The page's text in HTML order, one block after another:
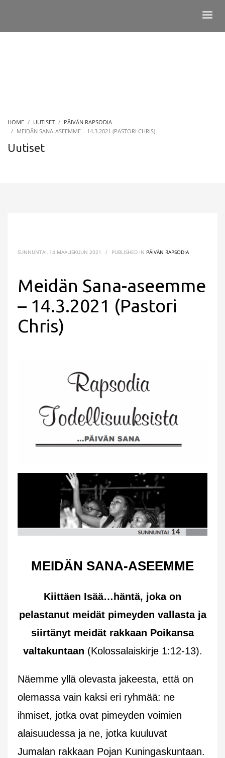
HOME UUTISET
PÄIVÄN RAPSODIA
MEIDÄN SANA-ASEEMME – 14.3.2021 (PASTORI CHRIS)
Uutiset
SUNNUNTAI, 14 MAALISKUUN 2021 / PUBLISHED IN PÄIVÄN RAPSODIA
Meidän Sana-aseemme
– 14.3.2021 (Pastori
Chris)
MEIDÄN SANA-ASEEMME
Kiittäen Isää…häntä, joka on
pelastanut meidät pimeyden vallasta ja
siirtänyt meidät rakkaan Poikansa
valtakuntaan (Kolossalaiskirje 1:12-13).
Näemme yllä olevasta jakeesta, että on
olemassa vain kaksi eri ryhmää: ne
ihmiset, jotka ovat pimeyden voimien
alaisuudessa ja ne, jotka kuuluvat
Jumalan rakkaan Pojan Kuningaskuntaan.